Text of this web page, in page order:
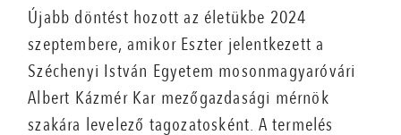
Újabb döntést hozott az életükbe 2024
szeptembere, amikor Eszter jelentkezett a
Széchenyi István Egyetem mosonmagyaróvári
Albert Kázmér Kar mezőgazdasági mérnök
szakára levelező tagozatosként. A termelés